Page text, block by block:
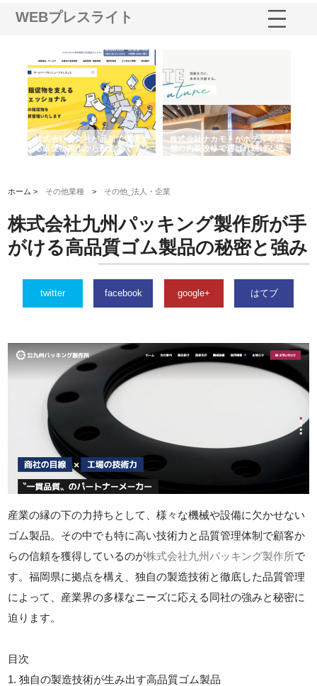
WEBプレスライト
株式会社耕文社が品川で実現す
る販促物製作から配送までワン
ストップ対応
株式会社ナカモトがホテルや店
舗の内装改修で選ばれ続ける理
由
ホーム > その他業種 > その他_法人・企業
株式会社九州パッキング製作所が手
がける高品質ゴム製品の秘密と強み
twitter facebook google+ はてブ
産業の縁の下の力持ちとして、様々な機械や設備に欠かせない
ゴム製品。その中でも特に高い技術力と品質管理体制で顧客か
らの信頼を獲得しているのが株式会社九州パッキング製作所で
す。福岡県に拠点を構え、独自の製造技術と徹底した品質管理
によって、産業界の多様なニーズに応える同社の強みと秘密に
迫ります。
目次
1. 独自の製造技術が生み出す高品質ゴム製品